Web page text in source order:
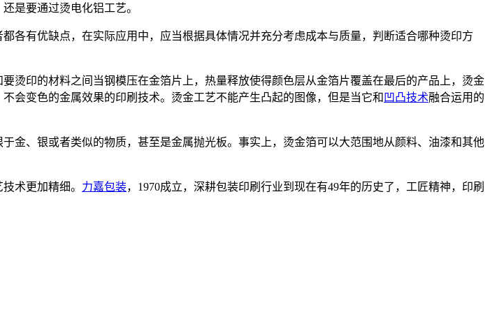
是要通过烫电化铝工艺。
各有优缺点，在实际应用中，应当根据具体情况并充分考虑成本与质量，判断适合哪种烫印方
烫印的材料之间当钢模压在金箔片上，热量释放使得颜色层从金箔片覆盖在最后的产品上，烫金
会变色的金属效果的印刷技术。烫金工艺不能产生凸起的图像，但是当它和 凹凸技术融合运用的
金、银或者类似的物质，甚至是金属抛光板。事实上，烫金箔可以大范围地从颜料、油漆和其他
术更加精细。 力嘉包装， 1970成立，深耕包装印刷行业到现在有49年的历史了，工匠精神，印刷